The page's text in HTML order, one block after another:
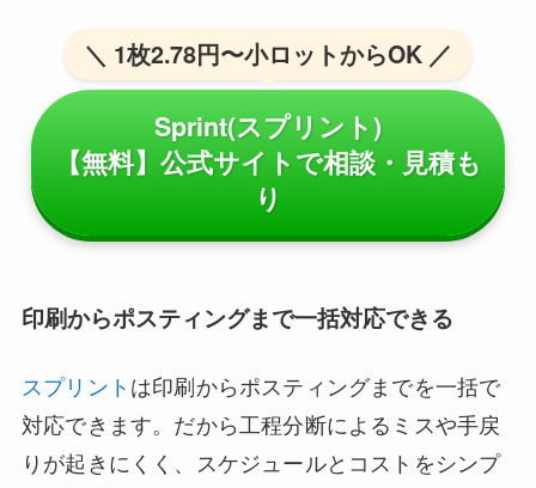
＼ 1枚2.78円〜小ロットからOK ／
Sprint(スプリント)
【無料】公式サイトで相談・見積も
り
印刷からポスティングまで一括対応できる
スプリント は印刷からポスティングまでを一括で
対応できます。だから工程分断によるミスや手戻
りが起きにくく、スケジュールとコストをシンプ